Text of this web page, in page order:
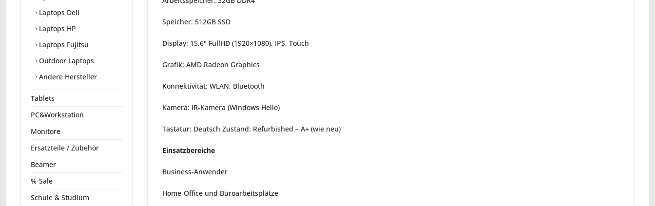
Laptops Dell
Laptops HP
Laptops Fujitsu
Outdoor Laptops
Andere Hersteller
Tablets
PC&Workstation
Monitore
Ersatzteile / Zubehör
Beamer
%-Sale
Schule & Studium
Speicher: 512GB SSD
Display: 15,6" FullHD (1920×1080), IPS, Touch
Grafik: AMD Radeon Graphics
Konnektivität: WLAN, Bluetooth
Kamera: IR‑Kamera (Windows Hello)
Tastatur: Deutsch Zustand: Refurbished – A+ (wie neu)
Einsatzbereiche
Business‑Anwender
Home‑Office und Büroarbeitsplätze